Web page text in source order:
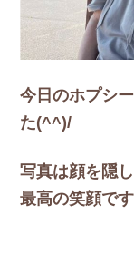
今日のホプシ
た(^^)/
写真は顔を隠
最高の笑顔で